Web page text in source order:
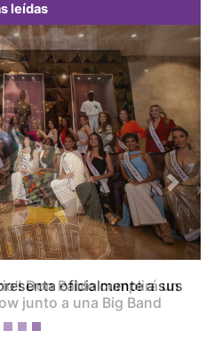
leídas
Don Pablo cumplirá un
junto a una Big Band
Next